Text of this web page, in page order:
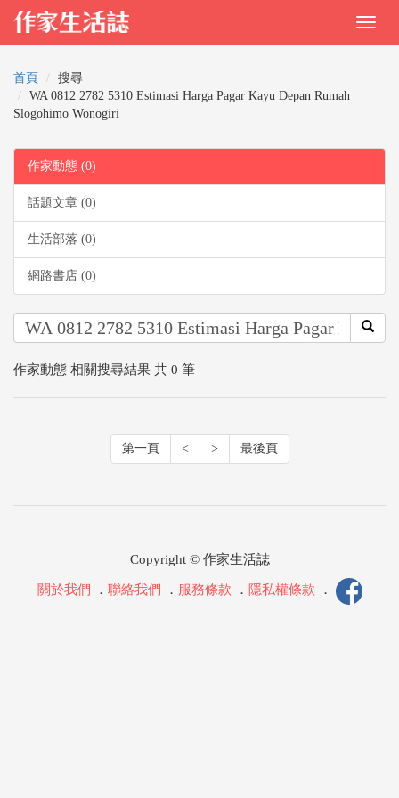
首頁
搜尋
WA 0812 2782 5310 Estimasi Harga Pagar Kayu Depan Rumah
Slogohimo Wonogiri
作家動態 (0)
話題文章 (0)
生活部落 (0)
網路書店 (0)
作家動態 相關搜尋結果 共 0 筆
第一頁 < > 最後頁
Copyright © 作家生活誌
關於我們 ． 聯絡我們 ． 服務條款 ． 隱私權條款 ．